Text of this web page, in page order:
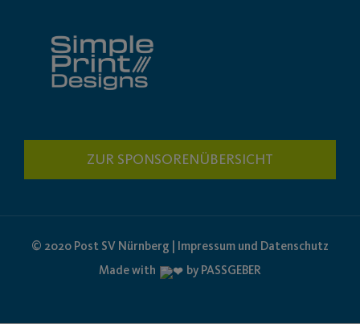
ZUR SPONSORENÜBERSICHT
© 2020 Post SV Nürnberg | Impressum und Datenschutz
Made with
by PASSGEBER